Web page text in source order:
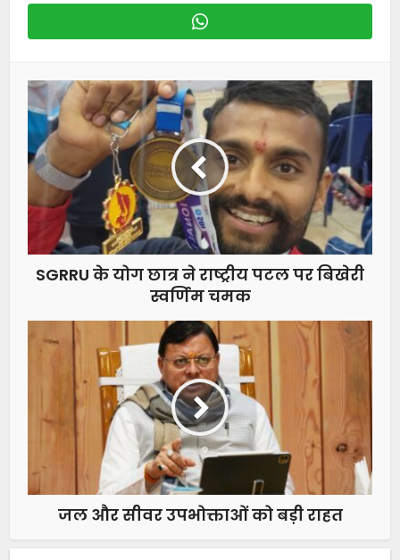
SGRRU के योग छात्र ने राष्ट्रीय पटल पर बिखेरी
स्वर्णिम चमक
जल और सीवर उपभोक्ताओं को बड़ी राहत